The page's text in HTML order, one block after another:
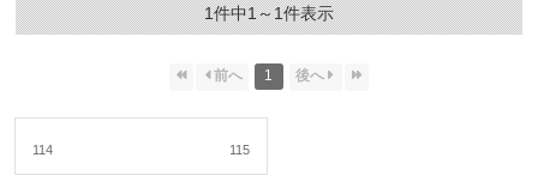
1件中1～1件表示
1
114 115